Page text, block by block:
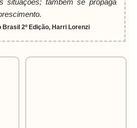
situações; também se propaga